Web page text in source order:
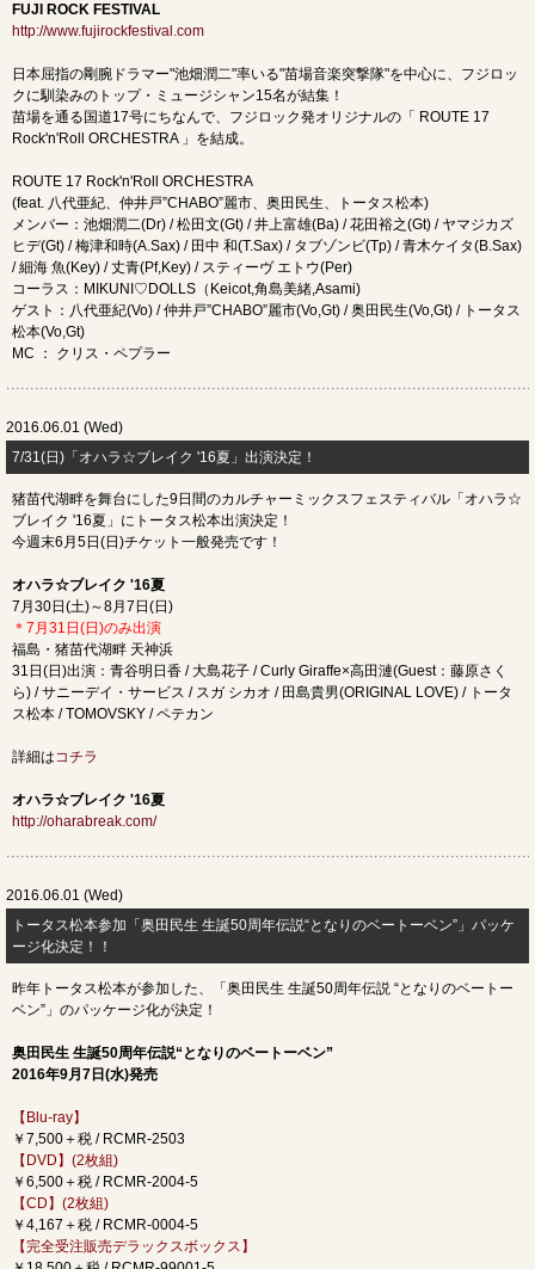
FUJI ROCK FESTIVAL
http://www.fujirockfestival.com
日本屈指の剛腕ドラマー"池畑潤二"率いる"苗場音楽突撃隊"を中心に、フジロッ
クに馴染みのトップ・ミュージシャン15名が結集！
苗場を通る国道17号にちなんで、フジロック発オリジナルの「 ROUTE 17
Rock'n'Roll ORCHESTRA 」を結成。
ROUTE 17 Rock'n'Roll ORCHESTRA
(feat. 八代亜紀、仲井戸”CHABO”麗市、奥田民生、トータス松本)
メンバー：池畑潤二(Dr) / 松田文(Gt) / 井上富雄(Ba) / 花田裕之(Gt) / ヤマジカズ
ヒデ(Gt) / 梅津和時(A.Sax) / 田中 和(T.Sax) / タブゾンビ(Tp) / 青木ケイタ(B.Sax)
/ 細海 魚(Key) / 丈青(Pf,Key) / スティーヴ エトウ(Per)
コーラス：MIKUNI♡DOLLS（Keicot,角島美緒,Asami)
ゲスト：八代亜紀(Vo) / 仲井戸”CHABO”麗市(Vo,Gt) / 奥田民生(Vo,Gt) / トータス
松本(Vo,Gt)
MC ： クリス・ペプラー
2016.06.01 (Wed)
7/31(日)「オハラ☆ブレイク '16夏」出演決定！
猪苗代湖畔を舞台にした9日間のカルチャーミックスフェスティバル「オハラ☆
ブレイク '16夏」にトータス松本出演決定！
今週末6月5日(日)チケット一般発売です！
オハラ☆ブレイク '16夏
7月30日(土)～8月7日(日)
＊7月31日(日)のみ出演
福島・猪苗代湖畔 天神浜
31日(日)出演：青谷明日香 / 大島花子 / Curly Giraffe×高田漣(Guest：藤原さく
ら) / サニーデイ・サービス / スガ シカオ / 田島貴男(ORIGINAL LOVE) / トータ
ス松本 / TOMOVSKY / ペテカン
詳細はコチラ
オハラ☆ブレイク '16夏
http://oharabreak.com/
2016.06.01 (Wed)
トータス松本参加「奥田民生 生誕50周年伝説“となりのベートーベン”」パッケ
ージ化決定！！
昨年トータス松本が参加した、「奥田民生 生誕50周年伝説 “となりのベートー
ベン”」のパッケージ化が決定！
奥田民生 生誕50周年伝説“となりのベートーベン”
2016年9月7日(水)発売
【Blu-ray】
￥7,500＋税 / RCMR-2503
【DVD】(2枚組)
￥6,500＋税 / RCMR-2004-5
【CD】(2枚組)
￥4,167＋税 / RCMR-0004-5
【完全受注販売デラックスボックス】